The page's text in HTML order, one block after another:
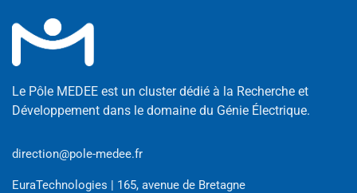
Le Pôle MEDEE est un cluster dédié à la Recherche et
Développement dans le domaine du Génie Électrique.
direction@pole-medee.fr
EuraTechnologies | 165, avenue de Bretagne